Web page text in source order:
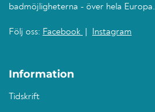
badmöjligheterna - över hela Europa.
Följ oss: Facebook Instagram
Information
Tidskrift